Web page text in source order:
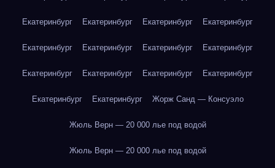
Екатеринбург Екатеринбург Екатеринбург Екатеринбург
Екатеринбург Екатеринбург Екатеринбург Екатеринбург
Екатеринбург Екатеринбург Екатеринбург Екатеринбург
Екатеринбург Екатеринбург Жорж Санд — Консуэло
Жюль Верн — 20 000 лье под водой
Жюль Верн — 20 000 лье под водой